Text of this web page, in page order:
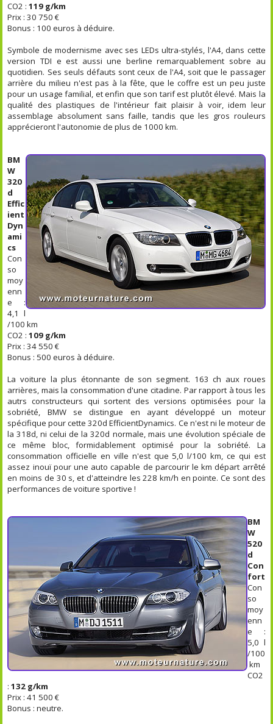
CO2 :119 g/km
Prix : 30 750 €
Bonus : 100 euros à déduire.
Symbole de modernisme avec ses LEDs ultra-stylés, l'A4, dans cette
version TDI e est aussi une berline remarquablement sobre au
quotidien. Ses seuls défauts sont ceux de l'A4, soit que le passager
arrière du milieu n'est pas à la fête, que le coffre est un peu juste
pour un usage familial, et enfin que son tarif est plutôt élevé. Mais la
qualité des plastiques de l'intérieur fait plaisir à voir, idem leur
assemblage absolument sans faille, tandis que les gros rouleurs
apprécieront l'autonomie de plus de 1000 km.
BM
W
320
d
Effic
ient
Dyn
ami
cs
Con
so
moy
enn
e :
4,1 l
/100 km
CO2 :109 g/km
Prix : 34 550 €
Bonus : 500 euros à déduire.
La voiture la plus étonnante de son segment. 163 ch aux roues
arrières, mais la consommation d'une citadine. Par rapport à tous les
autrs constructeurs qui sortent des versions optimisées pour la
sobriété, BMW se distingue en ayant développé un moteur
spécifique pour cette 320d EfficientDynamics. Ce n'est ni le moteur de
la 318d, ni celui de la 320d normale, mais une évolution spéciale de
ce même bloc, formidablement optimisé pour la sobriété. La
consommation officielle en ville n'est que 5,0 l/100 km, ce qui est
assez inouï pour une auto capable de parcourir le km départ arrêté
en moins de 30 s, et d'atteindre les 228 km/h en pointe. Ce sont des
performances de voiture sportive !
BM
W
520
d
Con
fort
Con
so
moy
enn
e :
5,0 l
/100
km
CO2
:132 g/km
Prix : 41 500 €
Bonus : neutre.